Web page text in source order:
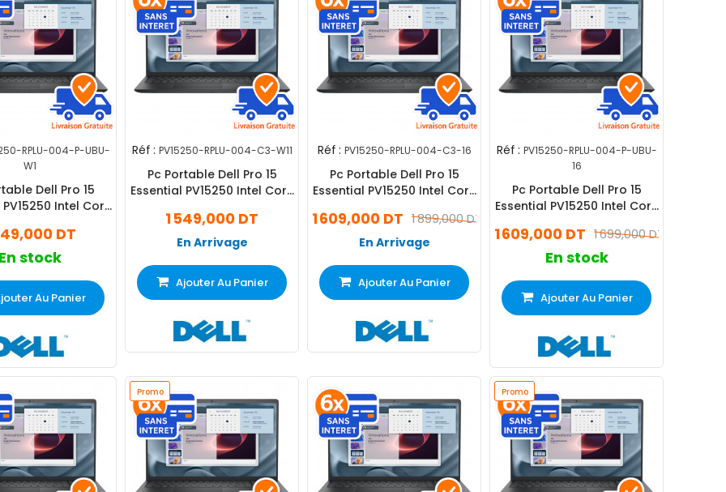
RPLU-004-P-UBU-
W1
Dell Pro 15
Intel Core
11 Pro
DT
En stock
Au Panier
Réf : PV15250-RPLU-004-C3-W11
Pc Portable Dell Pro 15
Essential PV15250 Intel Core
11 Pro
1 549,000 DT
En Arrivage
Ajouter Au Panier
Réf : PV15250-RPLU-004-C3-16
Pc Portable Dell Pro 15
Essential PV15250 Intel Core
1 899,000 DT
1 609,000 DT
En Arrivage
Ajouter Au Panier
Réf : PV15250-RPLU-004-P-UBU-
16
Pc Portable Dell Pro 15
Essential PV15250 Intel Core
1 699,000 DT
1 609,000 DT
En stock
Ajouter Au Panier
Promo Promo